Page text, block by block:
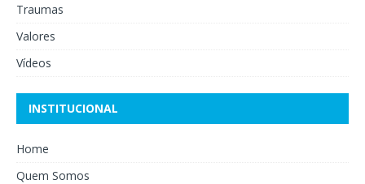
Traumas
Valores
Vídeos
INSTITUCIONAL
Home
Quem Somos